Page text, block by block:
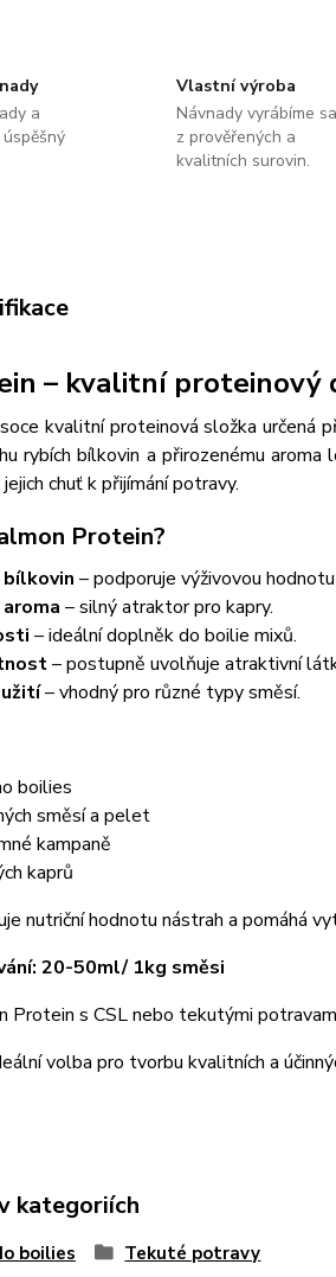
a
Vlastní výroba
Návnady vyrábíme
z prověřených a
kvalitních surovin.
– kvalitní proteinový
kvalitní proteinová složka určená
rybích bílkovin a přirozenému
chuť k přijímání potravy.
Protein?
– podporuje výživovou
– silný atraktor pro kapry.
– ideální doplněk do boilie mixů.
– postupně uvolňuje atraktivní
– vhodný pro různé typy směsí.
boilies
směsí a pelet
kampaně
kaprů
nutriční hodnotu nástrah a pomáhá
20-50ml/ 1kg směsi
Protein s CSL nebo tekutými
volba pro tvorbu kvalitních a
kategoriích
boilies Tekuté potravy